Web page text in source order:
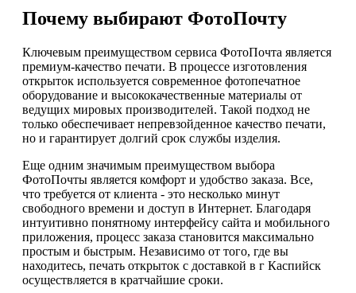
Почему выбирают ФотоПочту
Ключевым преимуществом сервиса ФотоПочта является
премиум-качество печати. В процессе изготовления
открыток используется современное фотопечатное
оборудование и высококачественные материалы от
ведущих мировых производителей. Такой подход не
только обеспечивает непревзойденное качество печати,
но и гарантирует долгий срок службы изделия.
Еще одним значимым преимуществом выбора
ФотоПочты является комфорт и удобство заказа. Все,
что требуется от клиента - это несколько минут
свободного времени и доступ в Интернет. Благодаря
интуитивно понятному интерфейсу сайта и мобильного
приложения, процесс заказа становится максимально
простым и быстрым. Независимо от того, где вы
находитесь, печать открыток с доставкой в г Каспийск
осуществляется в кратчайшие сроки.